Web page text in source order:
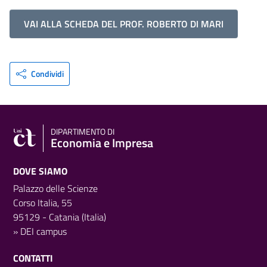
VAI ALLA SCHEDA DEL PROF. ROBERTO DI MARI
Condividi
DIPARTIMENTO DI
Economia e Impresa
DOVE SIAMO
Palazzo delle Scienze
Corso Italia, 55
95129 - Catania (Italia)
» DEI campus
CONTATTI